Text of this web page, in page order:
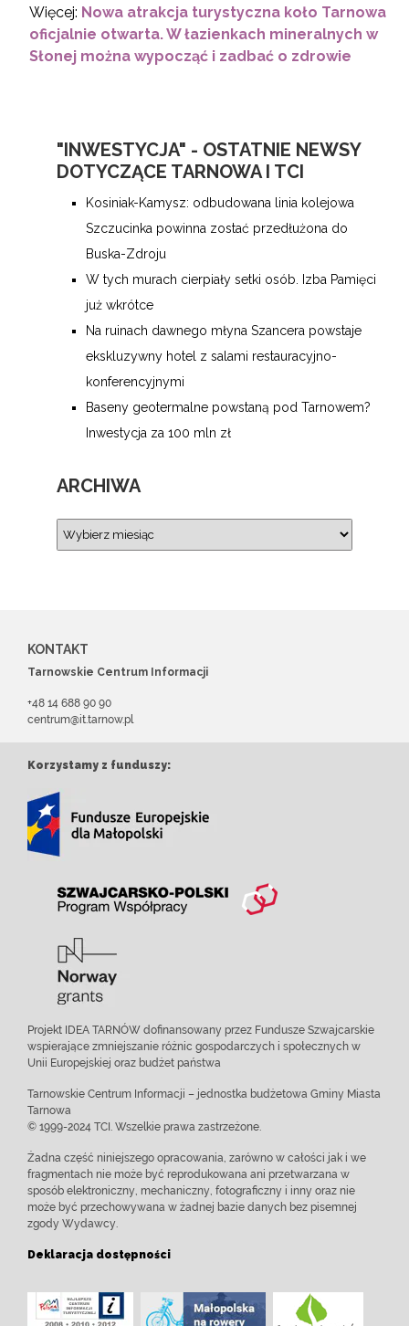
Więcej: Nowa atrakcja turystyczna koło Tarnowa
oficjalnie otwarta. W łazienkach mineralnych w
Słonej można wypocząć i zadbać o zdrowie
"INWESTYCJA" - OSTATNIE NEWSY
DOTYCZĄCE TARNOWA I TCI
Kosiniak-Kamysz: odbudowana linia kolejowa
Szczucinka powinna zostać przedłużona do
Buska-Zdroju
W tych murach cierpiały setki osób. Izba Pamięci
już wkrótce
Na ruinach dawnego młyna Szancera powstaje
ekskluzywny hotel z salami restauracyjno-
konferencyjnymi
Baseny geotermalne powstaną pod Tarnowem?
Inwestycja za 100 mln zł
ARCHIWA
KONTAKT
Tarnowskie Centrum Informacji
+48 14 688 90 90
centrum@it.tarnow.pl
Korzystamy z funduszy:
Projekt IDEA TARNÓW dofinansowany przez Fundusze Szwajcarskie
wspierające zmniejszanie różnic gospodarczych i społecznych w
Unii Europejskiej oraz budżet państwa
Tarnowskie Centrum Informacji – jednostka budżetowa Gminy Miasta
Tarnowa
© 1999-2024 TCI. Wszelkie prawa zastrzeżone.
Żadna część niniejszego opracowania, zarówno w całości jak i we
fragmentach nie może być reprodukowana ani przetwarzana w
sposób elektroniczny, mechaniczny, fotograficzny i inny oraz nie
może być przechowywana w żadnej bazie danych bez pisemnej
zgody Wydawcy.
Deklaracja dostępności